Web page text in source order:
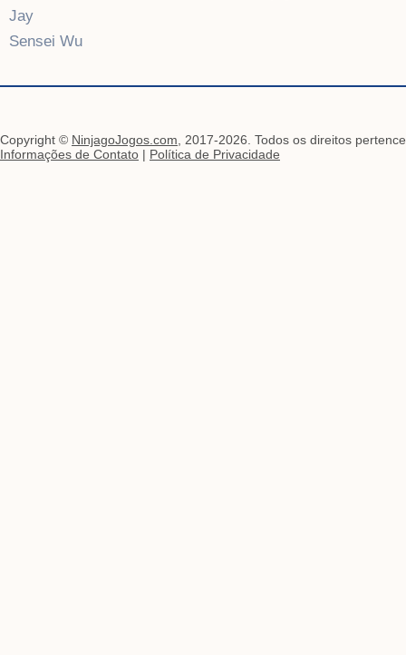
Jay
Sensei Wu
Copyright © NinjagoJogos.com , 2017-2026. Todos os direitos
Informações de Contato | Política de Privacidade